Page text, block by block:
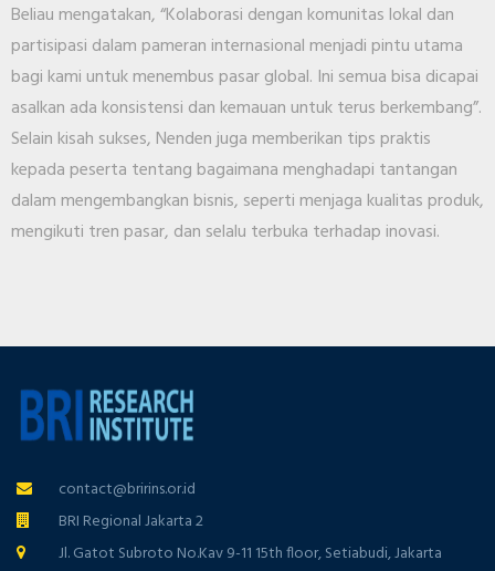
Beliau mengatakan, “Kolaborasi dengan komunitas lokal dan
partisipasi dalam pameran internasional menjadi pintu utama
bagi kami untuk menembus pasar global. Ini semua bisa dicapai
asalkan ada konsistensi dan kemauan untuk terus berkembang”.
Selain kisah sukses, Nenden juga memberikan tips praktis
kepada peserta tentang bagaimana menghadapi tantangan
dalam mengembangkan bisnis, seperti menjaga kualitas produk,
mengikuti tren pasar, dan selalu terbuka terhadap inovasi.
contact@bririns.or.id
BRI Regional Jakarta 2
Jl. Gatot Subroto No.Kav 9-11 15th floor, Setiabudi, Jakarta